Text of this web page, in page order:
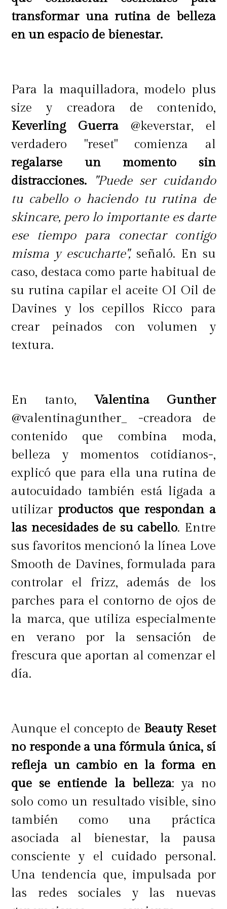
liviana y en tonos oscuros. Proteger
tus ojos de la radiación ultravioleta
También, otra de las formas más
efectivas de proteger tu piel del sol
es buscar sombra, vestir ropa manga
larga y pantalones largos, también
hay ropa que viene con protección
ultravioleta que bloquea por
completo los rayos UV. Los colores
más oscuros y los tejidos apretados
proporcionan una mejor protección.
¿Qué tipos de protectores solares
hay?
Es sumamente necesario realizar
una exposición al sol en verano de
forma segura y responsable ya que
los rayos pueden influir de manera
perjudicial en el bienestar del
bloqueador solar la roche posay son
los productos que mejor cuidarán la
piel y la salud de la misma.
Pero, ¿en qué se diferencian el
bloqueador del protector solar?, no
son lo mismo aunque su función es
similar. Por un lado el protector es
el encargado de reducir la cantidad
de rayos que ingresan a la piel y
transformar una rutina de belleza
en un espacio de bienestar.
Para la maquilladora, modelo plus
size y creadora de contenido,
Keverling Guerra@keverstar, el
verdadero "reset" comienza al
regalarse un momento sin
distracciones.
"Puede ser cuidando
tu cabello o haciendo tu rutina de
skincare, pero lo importante es darte
ese tiempo para conectar contigo
misma y escucharte",señaló. En su
caso, destaca como parte habitual de
su rutina capilar el aceite OI Oil de
Davines y los cepillos Ricco para
crear peinados con volumen y
textura.
En tanto, Valentina Gunther
@valentinagunther_ -creadora de
contenido que combina moda,
belleza y momentos cotidianos-,
explicó que para ella una rutina de
autocuidado también está ligada a
utilizar productos que respondan a
las necesidades de su cabello. Entre
sus favoritos mencionó la línea Love
Smooth de Davines, formulada para
controlar el frizz, además de los
parches para el contorno de ojos de
la marca, que utiliza especialmente
en verano por la sensación de
frescura que aportan al comenzar el
día.
Aunque el concepto de Beauty Reset
no responde a una fórmula única, sí
refleja un cambio en la forma en
que se entiende la belleza: ya no
solo como un resultado visible, sino
también como una práctica
asociada al bienestar, la pausa
consciente y el cuidado personal.
Una tendencia que, impulsada por
las redes sociales y las nuevas